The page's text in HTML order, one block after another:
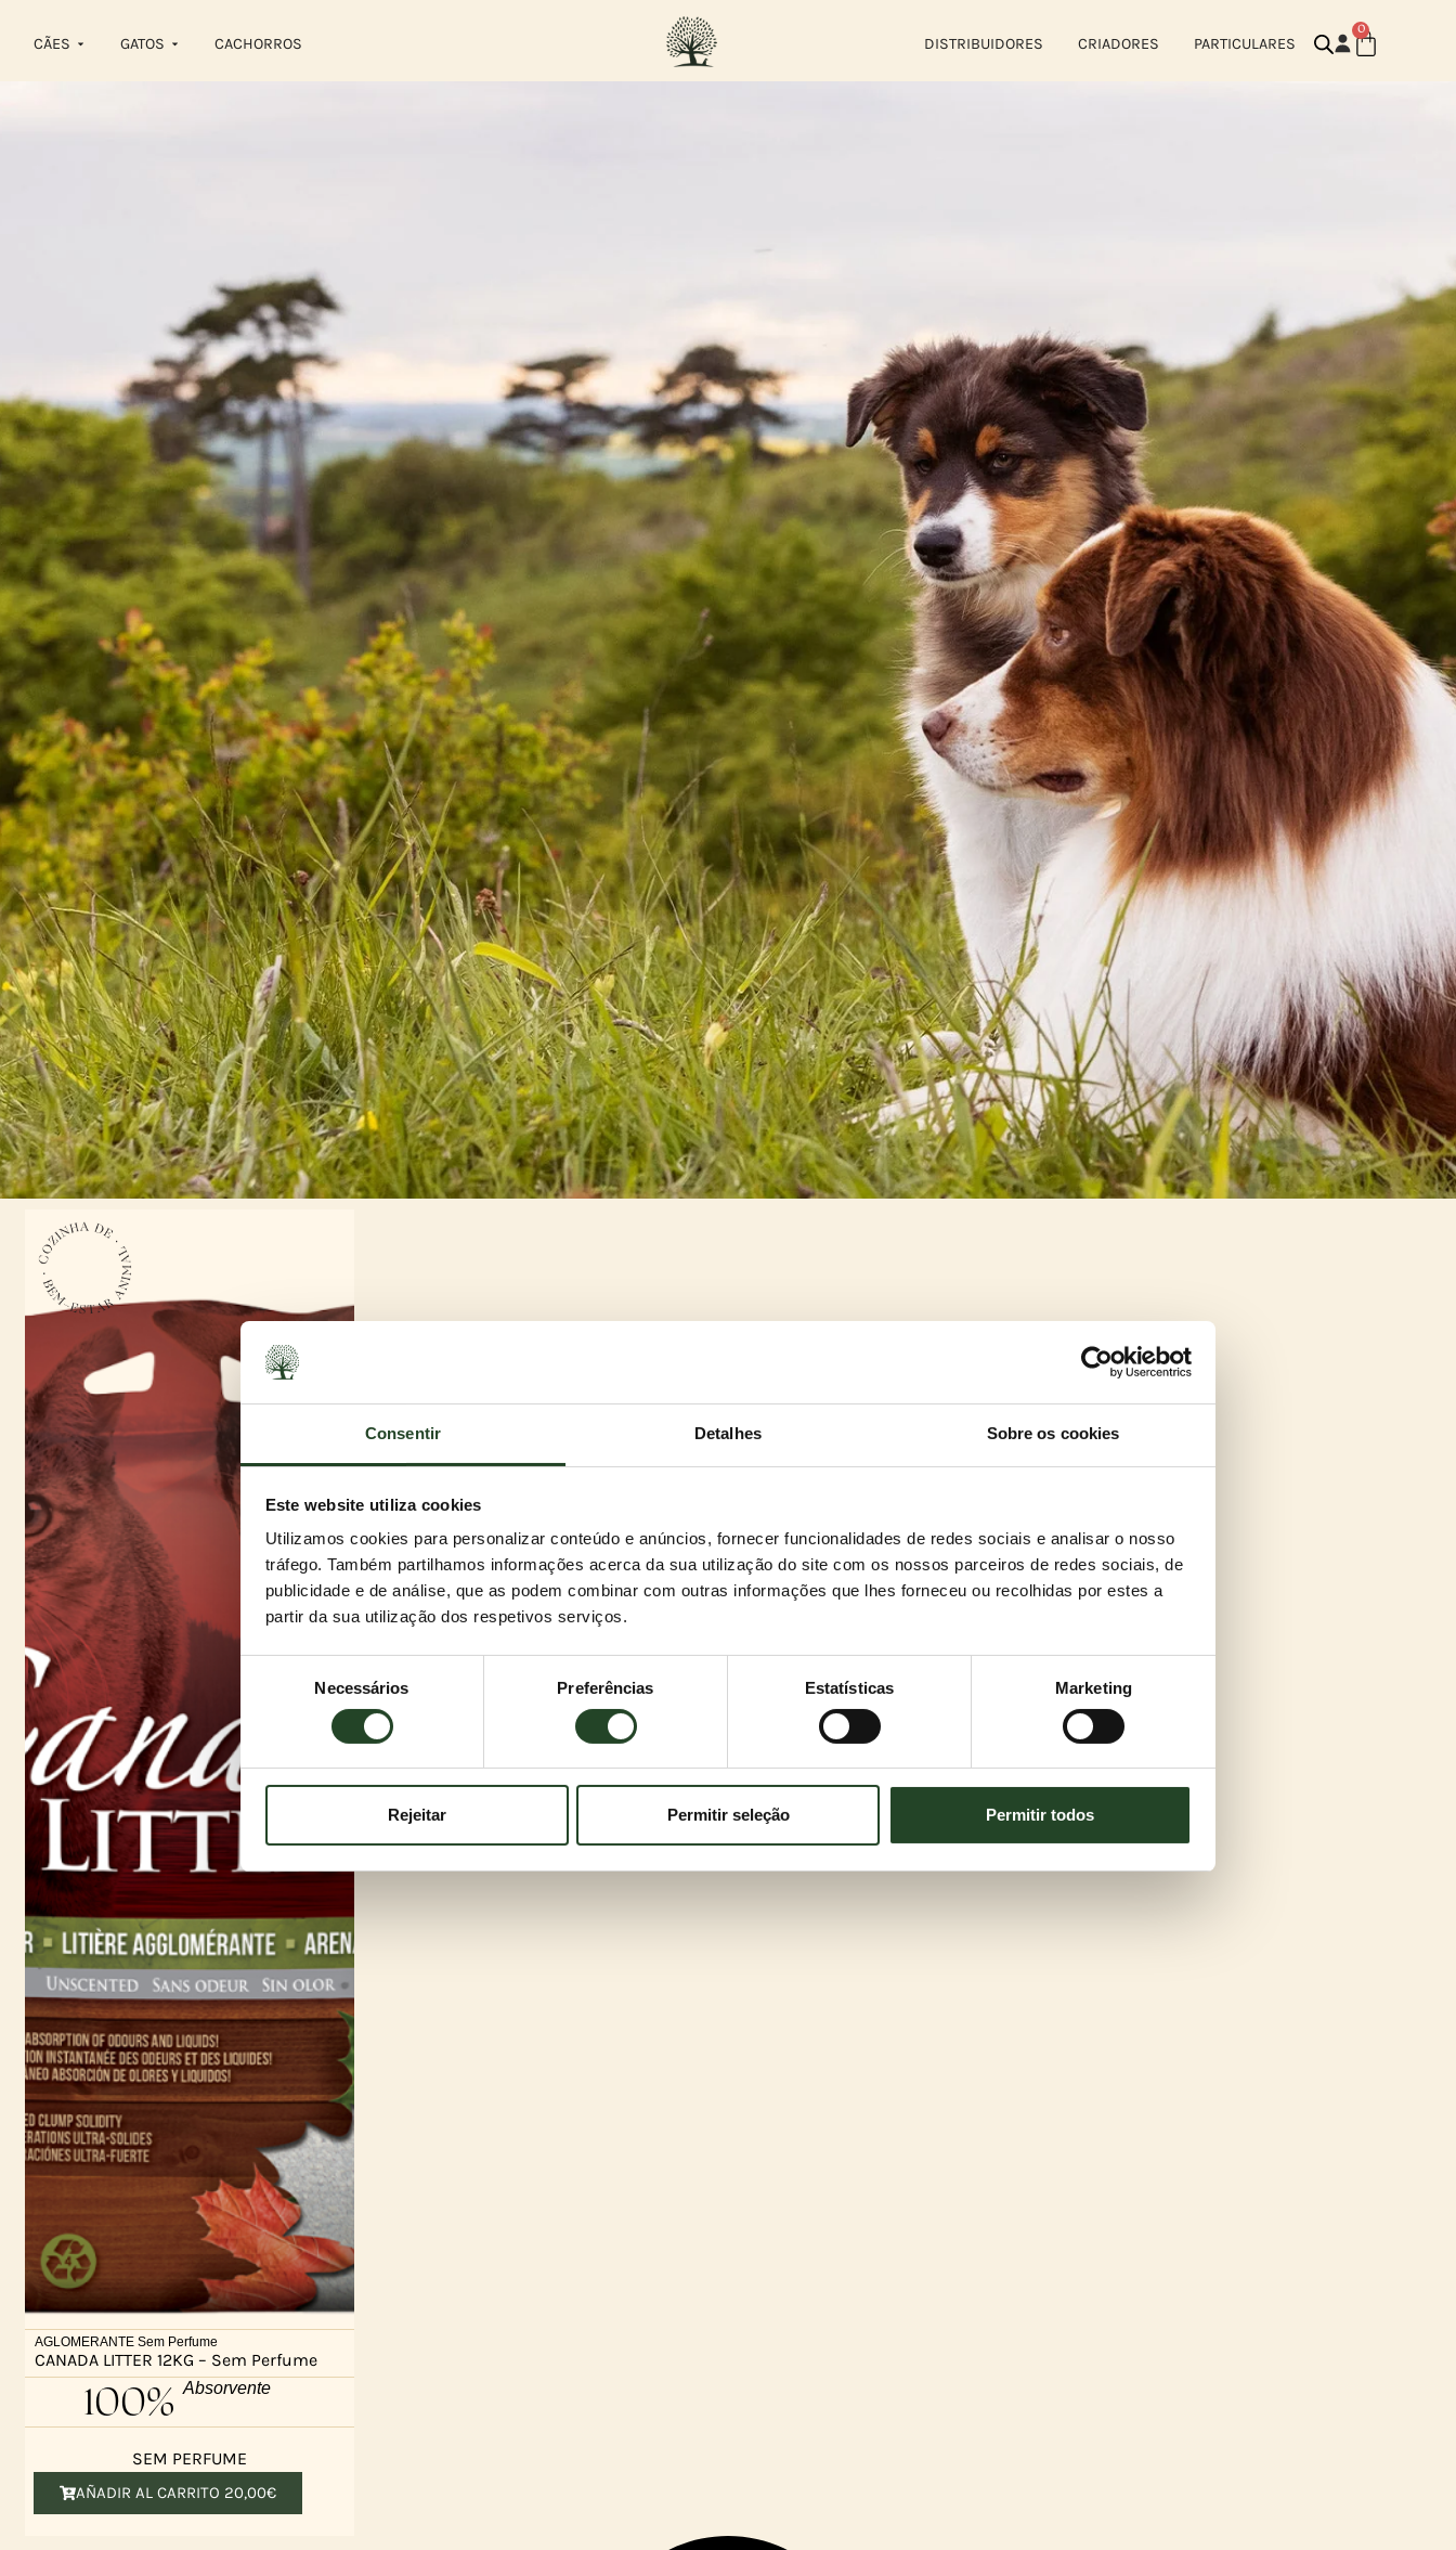
Consentir Detalhes Sobre os cookies
Este website utiliza cookies
Utilizamos cookies para personalizar conteúdo e anúncios, fornecer funcionalidades de redes sociais e analisar o nosso
tráfego. Também partilhamos informações acerca da sua utilização do site com os nossos parceiros de redes sociais, de
publicidade e de análise, que as podem combinar com outras informações que lhes forneceu ou recolhidas por estes a
partir da sua utilização dos respetivos serviços.
consentimento
Necessários Preferências Estatísticas Marketing
Rejeitar Permitir seleção Permitir todos
CÃES GATOS CACHORROS DISTRIBUIDORES CRIADORES PARTICULARES
0
AGLOMERANTE Sem Perfume
CANADA LITTER 12KG – Sem Perfume
100% Absorvente
SEM PERFUME
AÑADIR AL CARRITO 20,00€